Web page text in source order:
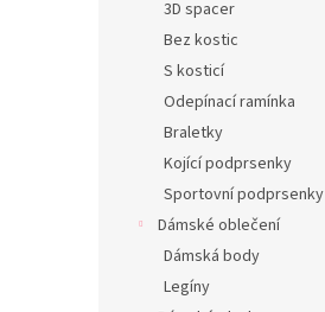
3D spacer
Bez kostic
S kosticí
Odepínací ramínka
Braletky
Kojící podprsenky
Sportovní podprsenky
Dámské oblečení
Dámská body
Legíny